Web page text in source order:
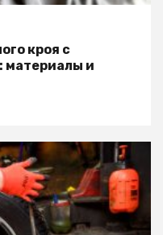
кроя с
материалы и